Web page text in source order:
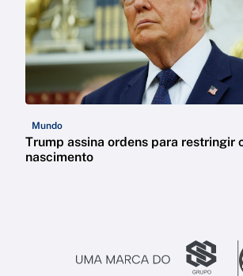
Mundo
Trump assina ordens para restringir
nascimento